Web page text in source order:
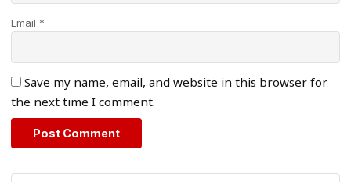
Email *
Save my name, email, and website in this browser for
the next time I comment.